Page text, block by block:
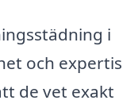
i
och expertis
de vet exakt